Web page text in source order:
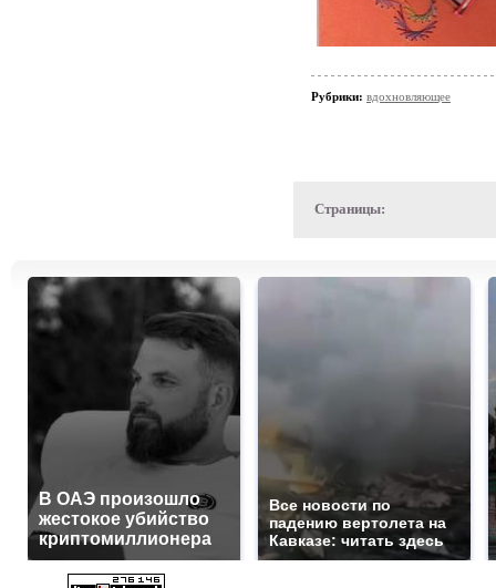
Рубрики: вдохновляющее
Страницы:
В ОАЭ произошло
жестокое убийство
криптомиллионера
Все новости по
падению вертолета на
Кавказе: читать здесь